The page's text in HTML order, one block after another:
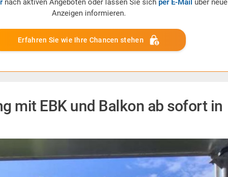
nach aktiven Angeboten oder lassen Sie sich per E-Mail über neue
Anzeigen informieren.
Erfahren Sie wie Ihre Chancen stehen
mit EBK und Balkon ab sofort in